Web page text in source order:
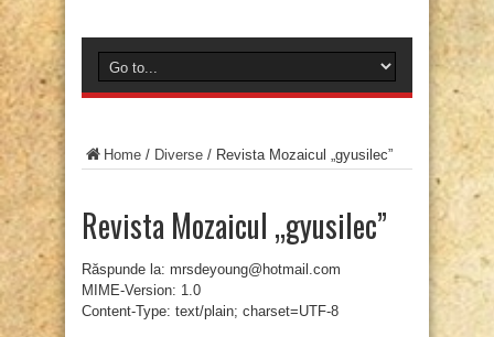
Home / Diverse / Revista Mozaicul „gyusilec”
Revista Mozaicul „gyusilec”
Răspunde la: mrsdeyoung@hotmail.com
MIME-Version: 1.0
Content-Type: text/plain; charset=UTF-8